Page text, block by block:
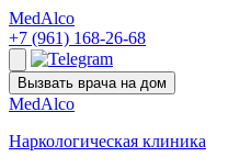
MedAlco
+7 (961) 168-26-68
Вызвать врача на дом
MedAlco
Наркологическая клиника